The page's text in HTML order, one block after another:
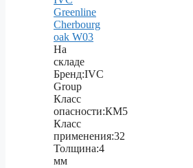
Greenline
Cherbourg
oak W03
На
складе
Бренд:IVC
Group
Класс
опасности:КМ5
Класс
применения:32
Толщина:4
мм